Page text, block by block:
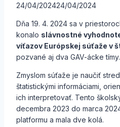
24/04/202424/04/2024
Dňa 19. 4. 2024 sa v
konalo slávnostné
víťazov Európskej súťaže v
pozvané aj dva GAV-ácke tímy.
Zmyslom súťaže je naučiť
štatistickými informáciami,
ich interpretovať. Tento
decembra 2023 do marca
platformu a mala dve kolá.